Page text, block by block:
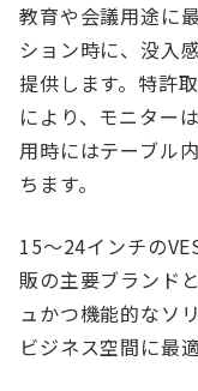
教育や会議用途に
ション時に、没入
提供します。特許
により、モニター
用時にはテーブル
ちます。
15～24インチの
販の主要ブランド
ュかつ機能的なソ
ビジネス空間に最適